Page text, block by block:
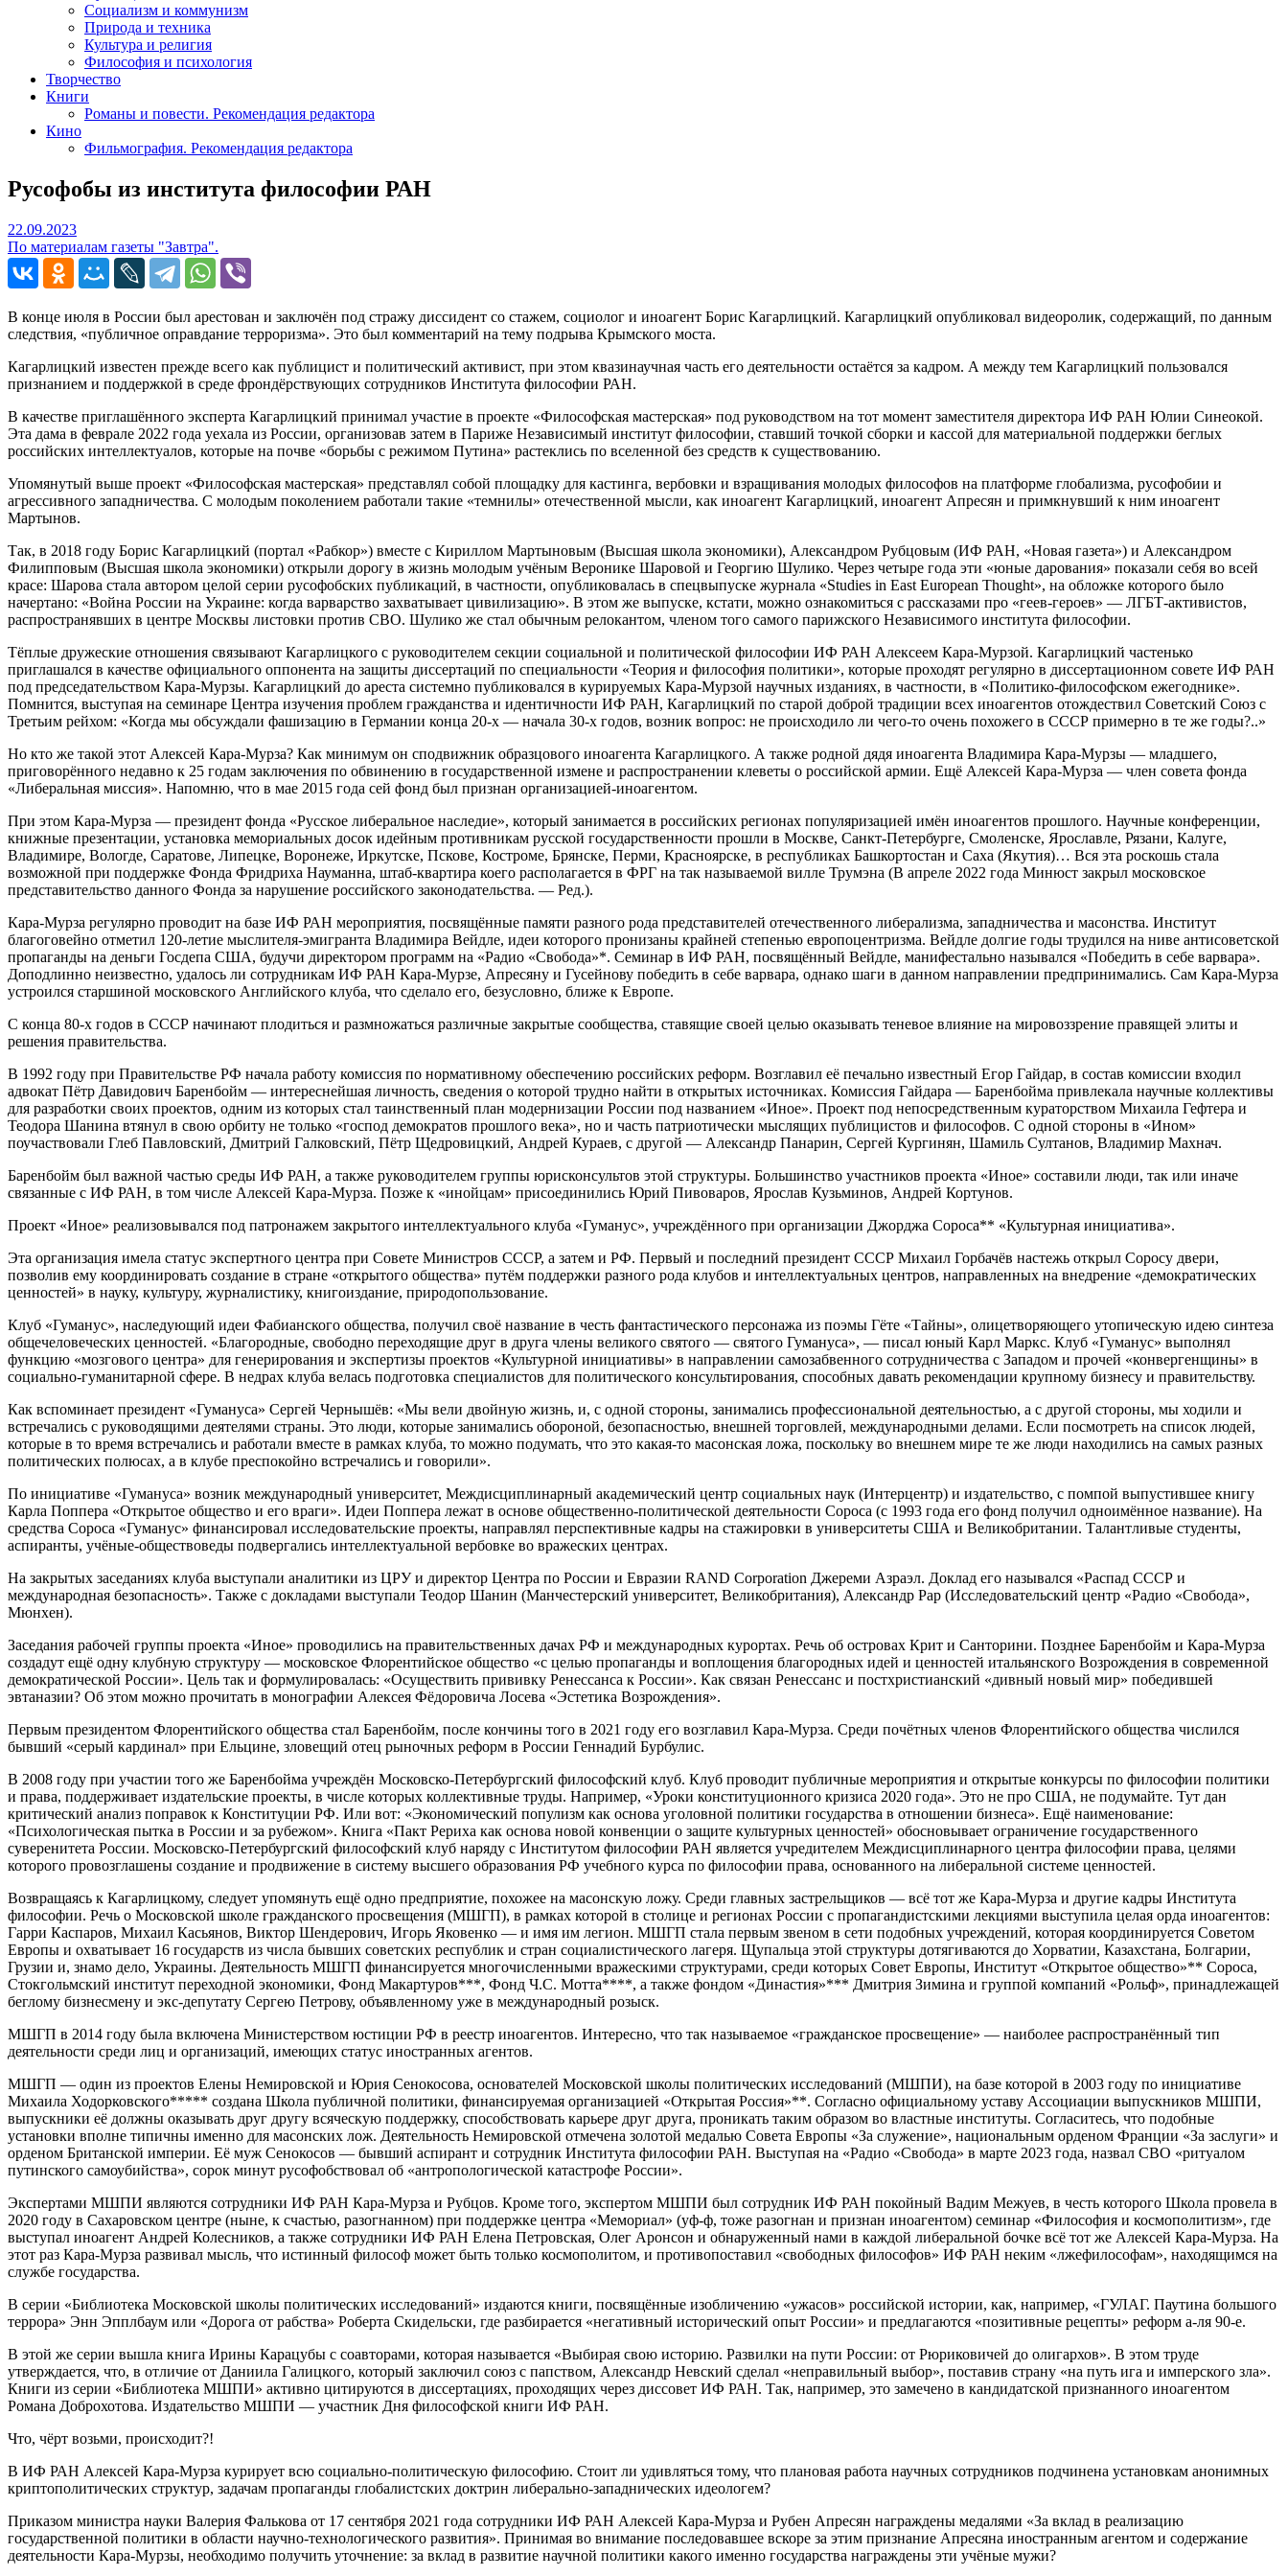
Социализм и коммунизм
Природа и техника
Культура и религия
Философия и психология
Творчество
Книги
Романы и повести. Рекомендация редактора
Кино
Фильмография. Рекомендация редактора
Русофобы из института философии РАН
22.09.202322.09.2023
По материалам газеты "Завтра".
В конце июля в России был арестован и заключён под стражу диссидент со стажем, социолог и иноагент Борис Кагарлицкий. Кагарлицкий опубликовал видеоролик, содержащий, по данным
следствия, «публичное оправдание терроризма». Это был комментарий на тему подрыва Крымского моста.
Кагарлицкий известен прежде всего как публицист и политический активист, при этом квазинаучная часть его деятельности остаётся за кадром. А между тем Кагарлицкий пользовался
признанием и поддержкой в среде фрондёрствующих сотрудников Института философии РАН.
В качестве приглашённого эксперта Кагарлицкий принимал участие в проекте «Философская мастерская» под руководством на тот момент заместителя директора ИФ РАН Юлии Синеокой.
Эта дама в феврале 2022 года уехала из России, организовав затем в Париже Независимый институт философии, ставший точкой сборки и кассой для материальной поддержки беглых
российских интеллектуалов, которые на почве «борьбы с режимом Путина» растеклись по вселенной без средств к существованию.
Упомянутый выше проект «Философская мастерская» представлял собой площадку для кастинга, вербовки и взращивания молодых философов на платформе глобализма, русофобии и
агрессивного западничества. С молодым поколением работали такие «темнилы» отечественной мысли, как иноагент Кагарлицкий, иноагент Апресян и примкнувший к ним иноагент
Мартынов.
Так, в 2018 году Борис Кагарлицкий (портал «Рабкор») вместе с Кириллом Мартыновым (Высшая школа экономики), Александром Рубцовым (ИФ РАН, «Новая газета») и Александром
Филипповым (Высшая школа экономики) открыли дорогу в жизнь молодым учёным Веронике Шаровой и Георгию Шулико. Через четыре года эти «юные дарования» показали себя во всей
красе: Шарова стала автором целой серии русофобских публикаций, в частности, опубликовалась в спецвыпуске журнала «Studies in East European Thought», на обложке которого было
начертано: «Война России на Украине: когда варварство захватывает цивилизацию». В этом же выпуске, кстати, можно ознакомиться с рассказами про «геев-героев» — ЛГБТ-активистов,
распространявших в центре Москвы листовки против СВО. Шулико же стал обычным релокантом, членом того самого парижского Независимого института философии.
Тёплые дружеские отношения связывают Кагарлицкого с руководителем секции социальной и политической философии ИФ РАН Алексеем Кара-Мурзой. Кагарлицкий частенько
приглашался в качестве официального оппонента на защиты диссертаций по специальности «Теория и философия политики», которые проходят регулярно в диссертационном совете ИФ РАН
под председательством Кара-Мурзы. Кагарлицкий до ареста системно публиковался в курируемых Кара-Мурзой научных изданиях, в частности, в «Политико-философском ежегоднике».
Помнится, выступая на семинаре Центра изучения проблем гражданства и идентичности ИФ РАН, Кагарлицкий по старой доброй традиции всех иноагентов отождествил Советский Союз с
Третьим рейхом: «Когда мы обсуждали фашизацию в Германии конца 20-х — начала 30-х годов, возник вопрос: не происходило ли чего-то очень похожего в СССР примерно в те же годы?..»
Но кто же такой этот Алексей Кара-Мурза? Как минимум он сподвижник образцового иноагента Кагарлицкого. А также родной дядя иноагента Владимира Кара-Мурзы — младшего,
приговорённого недавно к 25 годам заключения по обвинению в государственной измене и распространении клеветы о российской армии. Ещё Алексей Кара-Мурза — член совета фонда
«Либеральная миссия». Напомню, что в мае 2015 года сей фонд был признан организацией-иноагентом.
При этом Кара-Мурза — президент фонда «Русское либеральное наследие», который занимается в российских регионах популяризацией имён иноагентов прошлого. Научные конференции,
книжные презентации, установка мемориальных досок идейным противникам русской государственности прошли в Москве, Санкт-Петербурге, Смоленске, Ярославле, Рязани, Калуге,
Владимире, Вологде, Саратове, Липецке, Воронеже, Иркутске, Пскове, Костроме, Брянске, Перми, Красноярске, в республиках Башкортостан и Саха (Якутия)… Вся эта роскошь стала
возможной при поддержке Фонда Фридриха Науманна, штаб-квартира коего располагается в ФРГ на так называемой вилле Трумэна (В апреле 2022 года Минюст закрыл московское
представительство данного Фонда за нарушение российского законодательства. — Ред.).
Кара-Мурза регулярно проводит на базе ИФ РАН мероприятия, посвящённые памяти разного рода представителей отечественного либерализма, западничества и масонства. Институт
благоговейно отметил 120-летие мыслителя-эмигранта Владимира Вейдле, идеи которого пронизаны крайней степенью европоцентризма. Вейдле долгие годы трудился на ниве антисоветской
пропаганды на деньги Госдепа США, будучи директором программ на «Радио «Свобода»*. Семинар в ИФ РАН, посвящённый Вейдле, манифестально назывался «Победить в себе варвара».
Доподлинно неизвестно, удалось ли сотрудникам ИФ РАН Кара-Мурзе, Апресяну и Гусейнову победить в себе варвара, однако шаги в данном направлении предпринимались. Сам Кара-Мурза
устроился старшиной московского Английского клуба, что сделало его, безусловно, ближе к Европе.
С конца 80-х годов в СССР начинают плодиться и размножаться различные закрытые сообщества, ставящие своей целью оказывать теневое влияние на мировоззрение правящей элиты и
решения правительства.
В 1992 году при Правительстве РФ начала работу комиссия по нормативному обеспечению российских реформ. Возглавил её печально известный Егор Гайдар, в состав комиссии входил
адвокат Пётр Давидович Баренбойм — интереснейшая личность, сведения о которой трудно найти в открытых источниках. Комиссия Гайдара — Баренбойма привлекала научные коллективы
для разработки своих проектов, одним из которых стал таинственный план модернизации России под названием «Иное». Проект под непосредственным кураторством Михаила Гефтера и
Теодора Шанина втянул в свою орбиту не только «господ демократов прошлого века», но и часть патриотически мыслящих публицистов и философов. С одной стороны в «Ином»
поучаствовали Глеб Павловский, Дмитрий Галковский, Пётр Щедровицкий, Андрей Кураев, с другой — Александр Панарин, Сергей Кургинян, Шамиль Султанов, Владимир Махнач.
Баренбойм был важной частью среды ИФ РАН, а также руководителем группы юрисконсультов этой структуры. Большинство участников проекта «Иное» составили люди, так или иначе
связанные с ИФ РАН, в том числе Алексей Кара-Мурза. Позже к «инойцам» присоединились Юрий Пивоваров, Ярослав Кузьминов, Андрей Кортунов.
Проект «Иное» реализовывался под патронажем закрытого интеллектуального клуба «Гуманус», учреждённого при организации Джорджа Сороса** «Культурная инициатива».
Эта организация имела статус экспертного центра при Совете Министров СССР, а затем и РФ. Первый и последний президент СССР Михаил Горбачёв настежь открыл Соросу двери,
позволив ему координировать создание в стране «открытого общества» путём поддержки разного рода клубов и интеллектуальных центров, направленных на внедрение «демократических
ценностей» в науку, культуру, журналистику, книгоиздание, природопользование.
Клуб «Гуманус», наследующий идеи Фабианского общества, получил своё название в честь фантастического персонажа из поэмы Гёте «Тайны», олицетворяющего утопическую идею синтеза
общечеловеческих ценностей. «Благородные, свободно переходящие друг в друга члены великого святого — святого Гумануса», — писал юный Карл Маркс. Клуб «Гуманус» выполнял
функцию «мозгового центра» для генерирования и экспертизы проектов «Культурной инициативы» в направлении самозабвенного сотрудничества с Западом и прочей «конвергенщины» в
социально-гуманитарной сфере. В недрах клуба велась подготовка специалистов для политического консультирования, способных давать рекомендации крупному бизнесу и правительству.
Как вспоминает президент «Гумануса» Сергей Чернышёв: «Мы вели двойную жизнь, и, с одной стороны, занимались профессиональной деятельностью, а с другой стороны, мы ходили и
встречались с руководящими деятелями страны. Это люди, которые занимались обороной, безопасностью, внешней торговлей, международными делами. Если посмотреть на список людей,
которые в то время встречались и работали вместе в рамках клуба, то можно подумать, что это какая-то масонская ложа, поскольку во внешнем мире те же люди находились на самых разных
политических полюсах, а в клубе преспокойно встречались и говорили».
По инициативе «Гумануса» возник международный университет, Междисциплинарный академический центр социальных наук (Интерцентр) и издательство, с помпой выпустившее книгу
Карла Поппера «Открытое общество и его враги». Идеи Поппера лежат в основе общественно-политической деятельности Сороса (с 1993 года его фонд получил одноимённое название). На
средства Сороса «Гуманус» финансировал исследовательские проекты, направлял перспективные кадры на стажировки в университеты США и Великобритании. Талантливые студенты,
аспиранты, учёные-обществоведы подвергались интеллектуальной вербовке во вражеских центрах.
На закрытых заседаниях клуба выступали аналитики из ЦРУ и директор Центра по России и Евразии RAND Corporation Джереми Азраэл. Доклад его назывался «Распад СССР и
международная безопасность». Также с докладами выступали Теодор Шанин (Манчестерский университет, Великобритания), Александр Рар (Исследовательский центр «Радио «Свобода»,
Мюнхен).
Заседания рабочей группы проекта «Иное» проводились на правительственных дачах РФ и международных курортах. Речь об островах Крит и Санторини. Позднее Баренбойм и Кара-Мурза
создадут ещё одну клубную структуру — московское Флорентийское общество «с целью пропаганды и воплощения благородных идей и ценностей итальянского Возрождения в современной
демократической России». Цель так и формулировалась: «Осуществить прививку Ренессанса к России». Как связан Ренессанс и постхристианский «дивный новый мир» победившей
эвтаназии? Об этом можно прочитать в монографии Алексея Фёдоровича Лосева «Эстетика Возрождения».
Первым президентом Флорентийского общества стал Баренбойм, после кончины того в 2021 году его возглавил Кара-Мурза. Среди почётных членов Флорентийского общества числился
бывший «серый кардинал» при Ельцине, зловещий отец рыночных реформ в России Геннадий Бурбулис.
В 2008 году при участии того же Баренбойма учреждён Московско-Петербургский философский клуб. Клуб проводит публичные мероприятия и открытые конкурсы по философии политики
и права, поддерживает издательские проекты, в числе которых коллективные труды. Например, «Уроки конституционного кризиса 2020 года». Это не про США, не подумайте. Тут дан
критический анализ поправок к Конституции РФ. Или вот: «Экономический популизм как основа уголовной политики государства в отношении бизнеса». Ещё наименование:
«Психологическая пытка в России и за рубежом». Книга «Пакт Рериха как основа новой конвенции о защите культурных ценностей» обосновывает ограничение государственного
суверенитета России. Московско-Петербургский философский клуб наряду с Институтом философии РАН является учредителем Междисциплинарного центра философии права, целями
которого провозглашены создание и продвижение в систему высшего образования РФ учебного курса по философии права, основанного на либеральной системе ценностей.
Возвращаясь к Кагарлицкому, следует упомянуть ещё одно предприятие, похожее на масонскую ложу. Среди главных застрельщиков — всё тот же Кара-Мурза и другие кадры Института
философии. Речь о Московской школе гражданского просвещения (МШГП), в рамках которой в столице и регионах России с пропагандистскими лекциями выступила целая орда иноагентов:
Гарри Каспаров, Михаил Касьянов, Виктор Шендерович, Игорь Яковенко — и имя им легион. МШГП стала первым звеном в сети подобных учреждений, которая координируется Советом
Европы и охватывает 16 государств из числа бывших советских республик и стран социалистического лагеря. Щупальца этой структуры дотягиваются до Хорватии, Казахстана, Болгарии,
Грузии и, знамо дело, Украины. Деятельность МШГП финансируется многочисленными вражескими структурами, среди которых Совет Европы, Институт «Открытое общество»** Сороса,
Стокгольмский институт переходной экономики, Фонд Макартуров***, Фонд Ч.С. Мотта****, а также фондом «Династия»*** Дмитрия Зимина и группой компаний «Рольф», принадлежащей
беглому бизнесмену и экс-депутату Сергею Петрову, объявленному уже в международный розыск.
МШГП в 2014 году была включена Министерством юстиции РФ в реестр иноагентов. Интересно, что так называемое «гражданское просвещение» — наиболее распространённый тип
деятельности среди лиц и организаций, имеющих статус иностранных агентов.
МШГП — один из проектов Елены Немировской и Юрия Сенокосова, основателей Московской школы политических исследований (МШПИ), на базе которой в 2003 году по инициативе
Михаила Ходорковского***** создана Школа публичной политики, финансируемая организацией «Открытая Россия»**. Согласно официальному уставу Ассоциации выпускников МШПИ,
выпускники её должны оказывать друг другу всяческую поддержку, способствовать карьере друг друга, проникать таким образом во властные институты. Согласитесь, что подобные
установки вполне типичны именно для масонских лож. Деятельность Немировской отмечена золотой медалью Совета Европы «За служение», национальным орденом Франции «За заслуги» и
орденом Британской империи. Её муж Сенокосов — бывший аспирант и сотрудник Института философии РАН. Выступая на «Радио «Свобода» в марте 2023 года, назвал СВО «ритуалом
путинского самоубийства», сорок минут русофобствовал об «антропологической катастрофе России».
Экспертами МШПИ являются сотрудники ИФ РАН Кара-Мурза и Рубцов. Кроме того, экспертом МШПИ был сотрудник ИФ РАН покойный Вадим Межуев, в честь которого Школа провела в
2020 году в Сахаровском центре (ныне, к счастью, разогнанном) при поддержке центра «Мемориал» (уф-ф, тоже разогнан и признан иноагентом) семинар «Философия и космополитизм», где
выступал иноагент Андрей Колесников, а также сотрудники ИФ РАН Елена Петровская, Олег Аронсон и обнаруженный нами в каждой либеральной бочке всё тот же Алексей Кара-Мурза. На
этот раз Кара-Мурза развивал мысль, что истинный философ может быть только космополитом, и противопоставил «свободных философов» ИФ РАН неким «лжефилософам», находящимся на
службе государства.
В серии «Библиотека Московской школы политических исследований» издаются книги, посвящённые изобличению «ужасов» российской истории, как, например, «ГУЛАГ. Паутина большого
террора» Энн Эпплбаум или «Дорога от рабства» Роберта Скидельски, где разбирается «негативный исторический опыт России» и предлагаются «позитивные рецепты» реформ а-ля 90-е.
В этой же серии вышла книга Ирины Карацубы с соавторами, которая называется «Выбирая свою историю. Развилки на пути России: от Рюриковичей до олигархов». В этом труде
утверждается, что, в отличие от Даниила Галицкого, который заключил союз с папством, Александр Невский сделал «неправильный выбор», поставив страну «на путь ига и имперского зла».
Книги из серии «Библиотека МШПИ» активно цитируются в диссертациях, проходящих через диссовет ИФ РАН. Так, например, это замечено в кандидатской признанного иноагентом
Романа Доброхотова. Издательство МШПИ — участник Дня философской книги ИФ РАН.
Что, чёрт возьми, происходит?!
В ИФ РАН Алексей Кара-Мурза курирует всю социально-политическую философию. Стоит ли удивляться тому, что плановая работа научных сотрудников подчинена установкам анонимных
криптополитических структур, задачам пропаганды глобалистских доктрин либерально-западнических идеологем?
Приказом министра науки Валерия Фалькова от 17 сентября 2021 года сотрудники ИФ РАН Алексей Кара-Мурза и Рубен Апресян награждены медалями «За вклад в реализацию
государственной политики в области научно-технологического развития». Принимая во внимание последовавшее вскоре за этим признание Апресяна иностранным агентом и содержание
деятельности Кара-Мурзы, необходимо получить уточнение: за вклад в развитие научной политики какого именно государства награждены эти учёные мужи?